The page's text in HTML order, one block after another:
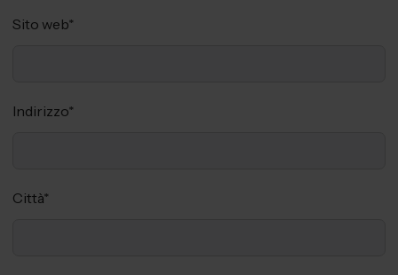
Sito web*
Indirizzo*
Città*